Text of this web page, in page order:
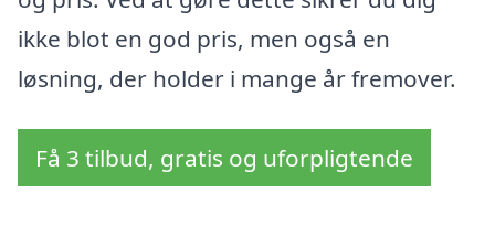
ikke blot en god pris, men også en
løsning, der holder i mange år fremover.
Få 3 tilbud, gratis og uforpligtende